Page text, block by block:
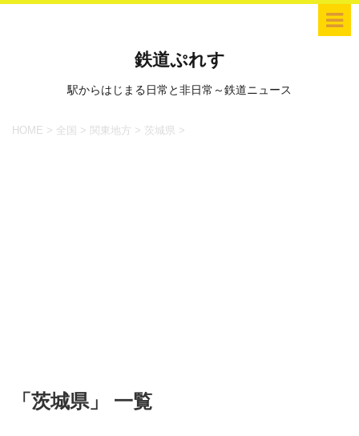
鉄道ぷれす
駅からはじまる日常と非日常～鉄道ニュース
HOME > 全国 > 関東地方 > 茨城県 >
「茨城県」 一覧